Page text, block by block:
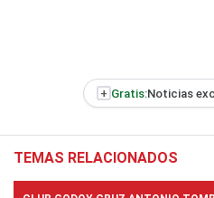
+ Gratis:Noticias
TEMAS RELACIONADOS